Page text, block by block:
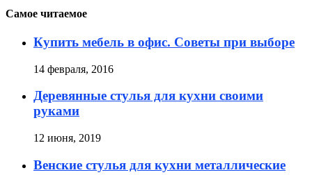
Самое читаемое
Купить мебель в офис. Советы при выборе
14 февраля, 2016
Деревянные стулья для кухни своими
руками
12 июня, 2019
Венские стулья для кухни металлические